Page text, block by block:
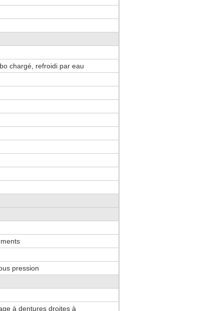
chargé, refroidi par eau
pression
à dentures droites à